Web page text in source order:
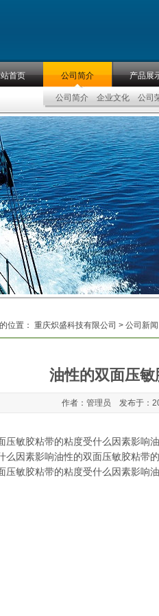
首页 公司简介 产品展
公司简介 企业文化 公司
位置： 重庆炽盛科技有限公司 > 公司新闻
油性的双面压
作者：管理员 发布于：
压敏胶粘带的粘度受什么因素影响
么因素影响油性的双面压敏胶粘带
压敏胶粘带的粘度受什么因素影响